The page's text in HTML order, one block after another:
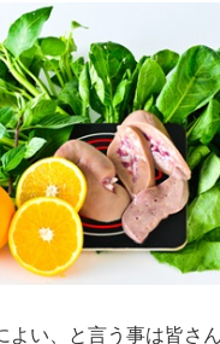
よい、と言う事は皆さ